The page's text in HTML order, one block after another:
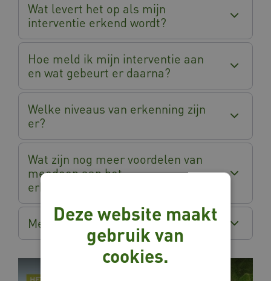
Wat levert het op als mijn
interventie erkend wordt?
Hoe meld ik mijn interventie aan
en wat gebeurt er daarna?
Welke niveaus van erkenning zijn
er?
Wat zijn nog meer voordelen van
meedoen aan het
erkenningstraject?
Meer weten?
Deze website maakt
gebruik van
cookies.